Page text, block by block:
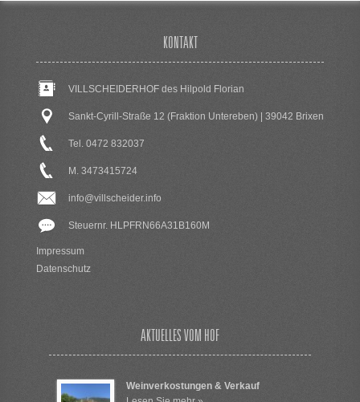
KONTAKT
VILLSCHEIDERHOF des Hilpold Florian
Sankt-Cyrill-Straße 12 (Fraktion Untereben) | 39042 Brixen
Tel. 0472 832037
M. 3473415724
info@villscheider.info
Steuernr. HLPFRN66A31B160M
Impressum
Datenschutz
AKTUELLES VOM HOF
Weinverkostungen & Verkauf